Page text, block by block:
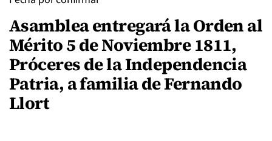
Asamblea entregará la Orden al
Mérito 5 de Noviembre 1811,
Próceres de la Independencia
Patria, a familia de Fernando
Llort